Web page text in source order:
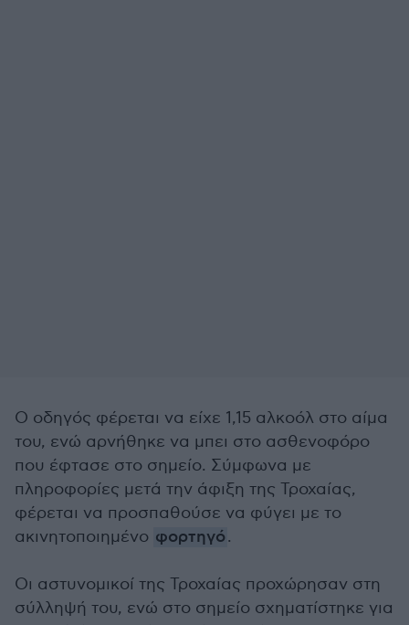
Ο οδηγός φέρεται να είχε 1,15 αλκοόλ στο αίμα
του, ενώ αρνήθηκε να μπει στο ασθενοφόρο
που έφτασε στο σημείο. Σύμφωνα με
πληροφορίες μετά την άφιξη της Τροχαίας,
φέρεται να προσπαθούσε να φύγει με το
ακινητοποιημένο φορτηγό.
Οι αστυνομικοί της Τροχαίας προχώρησαν στη
σύλληψή του, ενώ στο σημείο σχηματίστηκε για